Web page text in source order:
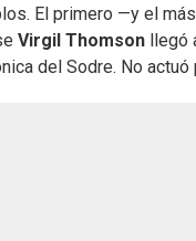
El primero —y el
Virgil Thomson
del Sodre. No